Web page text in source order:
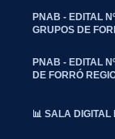
PNAB - EDITAL
GRUPOS DE
PNAB - EDITAL
DE FORRÓ
📊 SALA DIGITAL